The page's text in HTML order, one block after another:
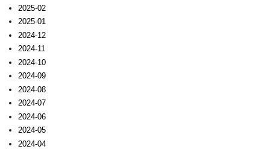
2025-02
2025-01
2024-12
2024-11
2024-10
2024-09
2024-08
2024-07
2024-06
2024-05
2024-04